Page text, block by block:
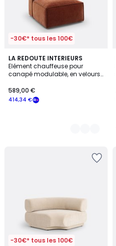
-30€* tous les 100€
LA REDOUTE INTERIEURS
Elément chauffeuse pour
canapé modulable, en velours
414,34 €
589,00 €
4
Couleurs
-30€* tous les 100€